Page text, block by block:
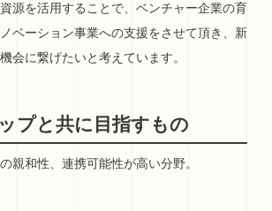
源を活用することで、ベンチャー企業の育
ベーション事業への支援をさせて頂き、新
会に繋げたいと考えています。
プと共に目指すもの
親和性、連携可能性が高い分野。